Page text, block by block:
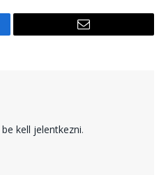
Email
be kell jelentkezni.